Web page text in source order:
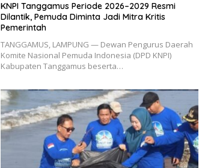
KNPI Tanggamus Periode 2026–2029 Resmi
Dilantik, Pemuda Diminta Jadi Mitra Kritis
Pemerintah
TANGGAMUS, LAMPUNG — Dewan Pengurus Daerah
Komite Nasional Pemuda Indonesia (DPD KNPI)
Kabupaten Tanggamus beserta…